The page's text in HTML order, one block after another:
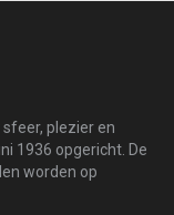
plezier en
1936 opgericht. De
worden op